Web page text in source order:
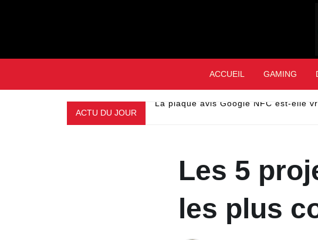
ACCUEIL GAMING
ACTU DU JOUR
Les 5
les plus